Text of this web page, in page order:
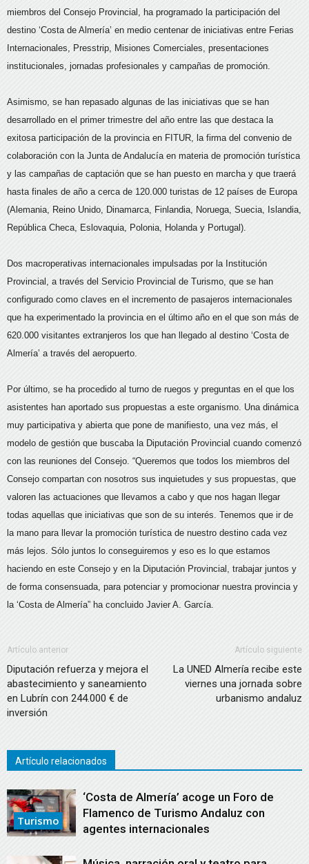
miembros del Consejo Provincial, ha programado la participación del
destino ‘Costa de Almería’ en medio centenar de iniciativas entre Ferias
Internacionales, Presstrip, Misiones Comerciales, presentaciones
institucionales, jornadas profesionales y campañas de promoción.
Asimismo, se han repasado algunas de las iniciativas que se han
desarrollado en el primer trimestre del año entre las que destaca la
exitosa participación de la provincia en FITUR, la firma del convenio de
colaboración con la Junta de Andalucía en materia de promoción turística
y las campañas de captación que se han puesto en marcha y que traerá
hasta finales de año a cerca de 120.000 turistas de 12 países de Europa
(Alemania, Reino Unido, Dinamarca, Finlandia, Noruega, Suecia, Islandia,
República Checa, Eslovaquia, Polonia, Holanda y Portugal).
Dos macroperativas internacionales impulsadas por la Institución
Provincial, a través del Servicio Provincial de Turismo, que se han
configurado como claves en el incremento de pasajeros internacionales
que ha experimentado la provincia en el último año en el que son más de
620.000 visitantes extranjeros los que han llegado al destino ‘Costa de
Almería’ a través del aeropuerto.
Por último, se ha procedido al turno de ruegos y preguntas en el que los
asistentes han aportado sus propuestas a este organismo. Una dinámica
muy participativa y abierta que pone de manifiesto, una vez más, el
modelo de gestión que buscaba la Diputación Provincial cuando comenzó
con las reuniones del Consejo. “Queremos que todos los miembros del
Consejo compartan con nosotros sus inquietudes y sus propuestas, que
valoren las actuaciones que llevamos a cabo y que nos hagan llegar
todas aquellas que iniciativas que son de su interés. Tenemos que ir de
la mano para llevar la promoción turística de nuestro destino cada vez
más lejos. Sólo juntos lo conseguiremos y eso es lo que estamos
haciendo en este Consejo y en la Diputación Provincial, trabajar juntos y
de forma consensuada, para potenciar y promocionar nuestra provincia y
la ‘Costa de Almería” ha concluido Javier A. García.
Artículo anterior
Diputación refuerza y mejora el
abastecimiento y saneamiento
en Lubrín con 244.000 € de
inversión
Artículo siguiente
La UNED Almería recibe este
viernes una jornada sobre
urbanismo andaluz
Artículo relacionados
Turismo
‘Costa de Almería’ acoge un Foro de
Flamenco de Turismo Andaluz con
agentes internacionales